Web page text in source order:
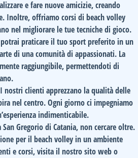
e fare nuove amicizie, creando
Inoltre, offriamo corsi di beach volley
nel migliorare le tue tecniche di gioco.
praticare il tuo sport preferito in un
di una comunità di appassionati. La
raggiungibile, permettendoti di
nostri clienti apprezzano la qualità delle
nel centro. Ogni giorno ci impegniamo
indimenticabile.
Gregorio di Catania, non cercare oltre.
per il beach volley in un ambiente
e corsi, visita il nostro sito web o